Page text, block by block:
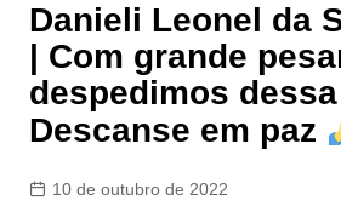
Danieli Leonel da
| Com grande
despedimos
Descanse em paz
10 de outubro de 2022